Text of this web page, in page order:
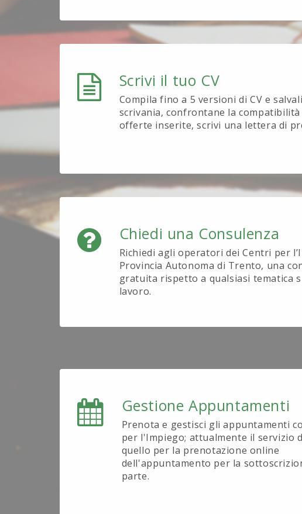
Scrivi il tuo CV
Compila fino a 5 versioni di CV e
scrivania, confrontane la compatibilità
offerte inserite, scrivi una lettera di
Chiedi una Consulenza
Richiedi agli operatori dei Centri per
Provincia Autonoma di Trento, una
gratuita rispetto a qualsiasi tematica
lavoro.
Gestione Appuntamenti
Prenota e gestisci gli appuntamenti
per l'Impiego; attualmente il servizio
quello per la prenotazione online
dell'appuntamento per la
parte.